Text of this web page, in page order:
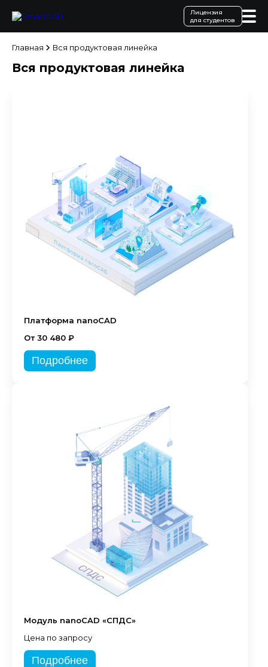
Лицензия
для студентов
Главная Вся продуктовая линейка
Вся продуктовая линейка
Платформа nanoCAD
От 30 480 ₽
Подробнее
Модуль nanoCAD «СПДС»
Цена по запросу
Подробнее